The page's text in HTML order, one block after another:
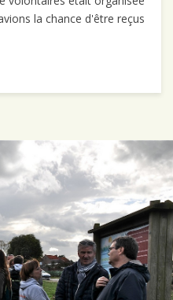
la chance d'être reçus